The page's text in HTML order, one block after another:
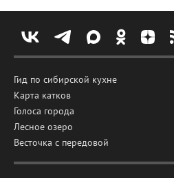
Гид по сибирской кухне
Карта катков
Голоса города
Лесное озеро
Весточка с передовой